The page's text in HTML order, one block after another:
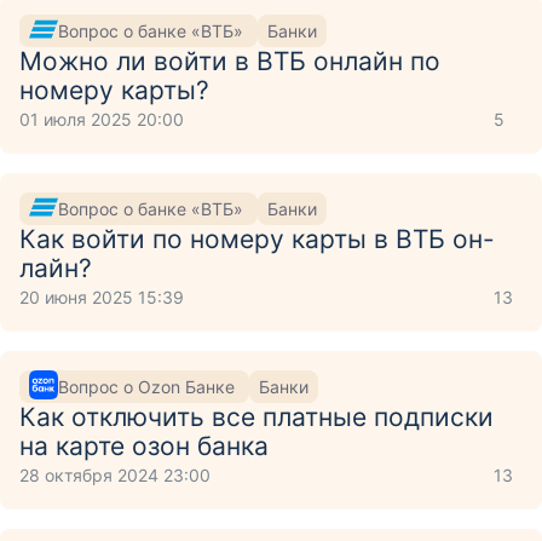
Вопрос о банке «ВТБ» Банки
Можно ли войти в ВТБ онлайн по
номеру карты?
01 июля 2025 20:00 5
Вопрос о банке «ВТБ» Банки
Как войти по номеру карты в ВТБ он-
лайн?
20 июня 2025 15:39 13
Вопрос о Ozon Банке Банки
Как отключить все платные подписки
на карте озон банка
28 октября 2024 23:00 13